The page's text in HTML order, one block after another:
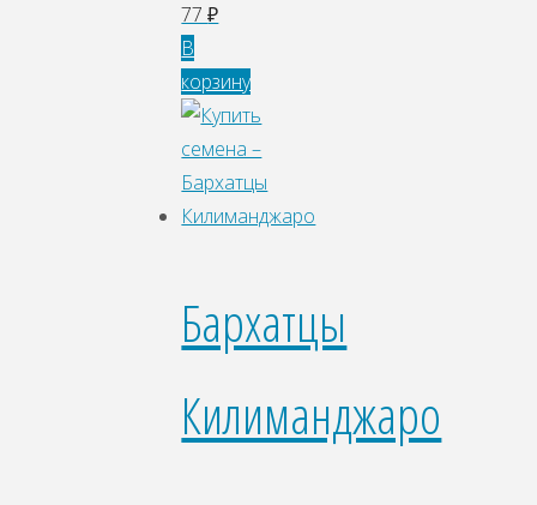
77₽
В
корзину
Бархатцы
Килиманджаро